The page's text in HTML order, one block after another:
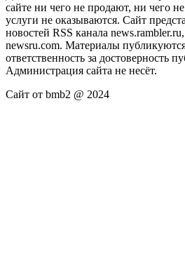
сайте ни чего не продают, ни чего
услуги не оказываются. Сайт
новостей RSS канала
newsru.com. Материалы
ответственность за достоверность
Администрация сайта не несёт.
Сайт от bmb2 @ 2024